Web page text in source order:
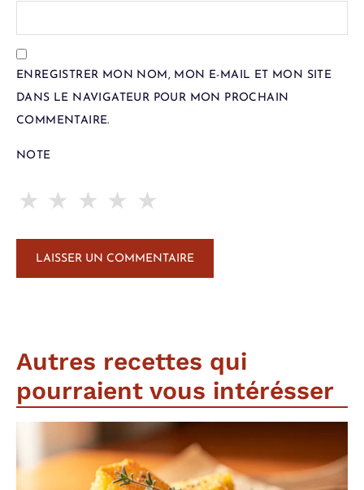
ENREGISTRER MON NOM, MON E-MAIL ET MON SITE
DANS LE NAVIGATEUR POUR MON PROCHAIN
COMMENTAIRE.
NOTE
★
★
★
★
★
Autres recettes qui
pourraient vous intérésser